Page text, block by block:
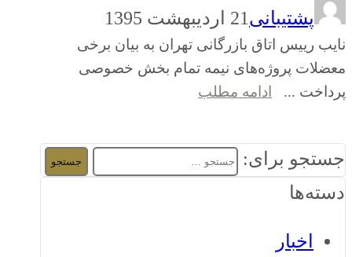
پشتیبانی21 اردیبهشت 1395
نایب رییس اتاق بازرگانی تهران به بیان برخی
معضلات پروژه‌های نیمه تمام بخش خصوصی
پرداخت ...
ادامه مطلب
جستجو برای:
دسته‌ها
اخبار